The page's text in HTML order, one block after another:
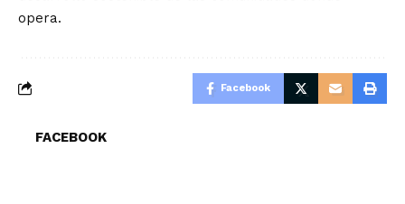
opera.
Facebook
FACEBOOK